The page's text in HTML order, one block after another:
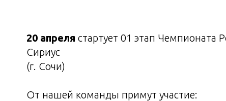
20 апреля стартует 01 этап Чемпионата
Сириус
(г. Сочи)
От нашей команды примут участие: